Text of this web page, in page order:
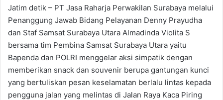
Jatim detik – PT Jasa Raharja Perwakilan Surabaya melalui
Penanggung Jawab Bidang Pelayanan Denny Prayudha
dan Staf Samsat Surabaya Utara Almadinda Violita S
bersama tim Pembina Samsat Surabaya Utara yaitu
Bapenda dan POLRI menggelar aksi simpatik dengan
memberikan snack dan souvenir berupa gantungan kunci
yang bertuliskan pesan keselamatan berlalu lintas kepada
pengguna jalan yang melintas di Jalan Raya Kaca Piring